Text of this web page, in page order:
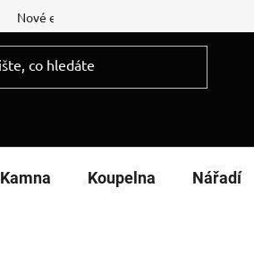
Nové energetické štítky
Kamna Koupelna Nářadí